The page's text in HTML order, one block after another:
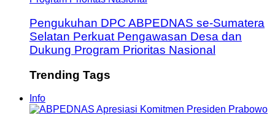
Pengukuhan DPC ABPEDNAS se-Sumatera
Selatan Perkuat Pengawasan Desa dan
Dukung Program Prioritas Nasional
Trending Tags
Info